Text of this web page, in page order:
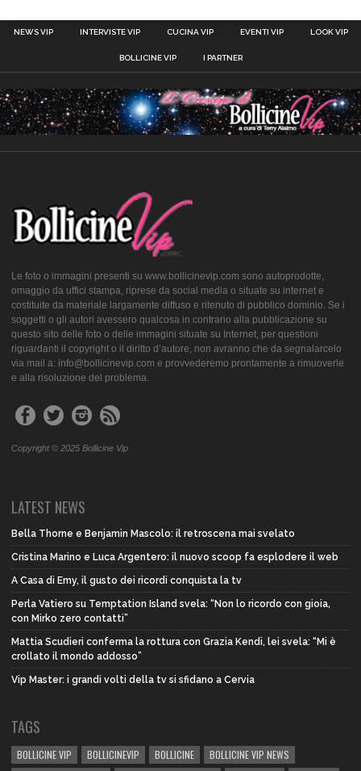
NEWS VIP INTERVISTE VIP CUCINA VIP EVENTI VIP LOOK VIP
BOLLICINE VIP I PARTNER
Le foto o immagini presenti su www.bollicinevip.com sono autoprodotte,
omaggio da uffici stampa, riprese da social media o situate su internet e
costituite da materiale largamente diffuso e ritenuto di pubblico dominio. Se i
soggetti o gli autori avessero qualcosa in contrario alla pubblicazione su
questo sito delle foto o delle immagini situate su Internet, per questioni
riguardanti il copyright o il diritto d’autore, non avranno che da segnalarcelo
via mail a: info@bollicinevip.com e provvederemo prontamente a rimuoverle
e alla risoluzione del problema.
Copyright © 2025 Bollicine Vip
LATEST NEWS
Bella Thorne e Benjamin Mascolo: il retroscena mai svelato
Cristina Marino e Luca Argentero: il nuovo scoop fa esplodere il web
A Casa di Emy, il gusto dei ricordi conquista la tv
Perla Vatiero su Temptation Island svela: “Non lo ricordo con gioia,
con Mirko zero contatti”
Mattia Scudieri conferma la rottura con Grazia Kendi, lei svela: “Mi è
crollato il mondo addosso”
Vip Master: i grandi volti della tv si sfidano a Cervia
TAGS
BOLLICINE VIP BOLLICINEVIP BOLLICINE
BOLLICINE VIP NEWS